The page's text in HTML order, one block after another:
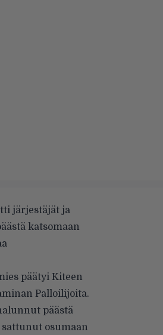
järjestäjät ja
katsomaan
päätyi Kiteen
Palloilijoita.
päästä
osumaan